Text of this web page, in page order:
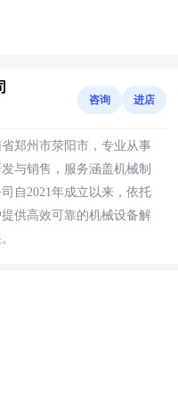
咨询 进店
郑州市荥阳市，专业从事
与销售，服务涵盖机械制
自2021年成立以来，依托
供高效可靠的机械设备解